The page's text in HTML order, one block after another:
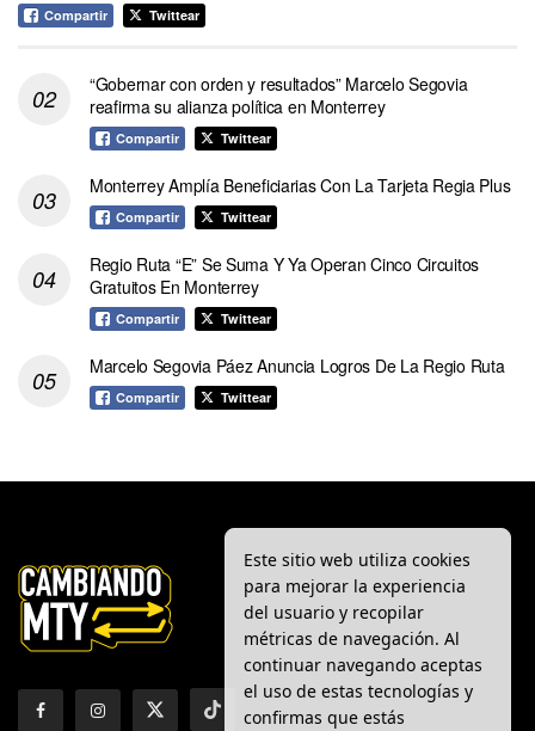
Compartir Twittear
“Gobernar con orden y resultados” Marcelo Segovia
reafirma su alianza política en Monterrey
Compartir Twittear
Monterrey Amplía Beneficiarias Con La Tarjeta Regia Plus
Compartir Twittear
Regio Ruta “E” Se Suma Y Ya Operan Cinco Circuitos
Gratuitos En Monterrey
Compartir Twittear
Marcelo Segovia Páez Anuncia Logros De La Regio Ruta
Compartir Twittear
Este sitio web utiliza cookies
para mejorar la experiencia
del usuario y recopilar
métricas de navegación. Al
continuar navegando aceptas
el uso de estas tecnologías y
confirmas que estás